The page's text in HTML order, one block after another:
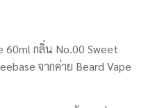
60ml กลิ่น No.00 Sweet
จากค่าย Beard Vape